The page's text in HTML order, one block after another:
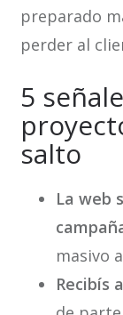
preparado
perder al
5
salto
La web
masivo
Recibís